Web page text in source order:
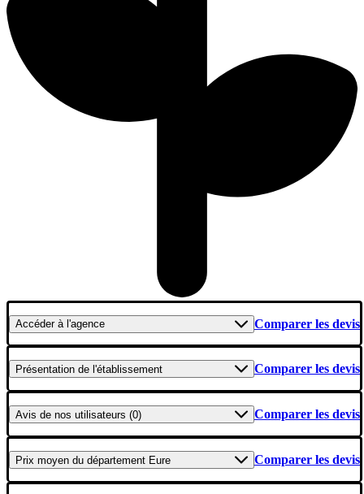
Accéderà l'agence Comparer les devis
Présentation de l'établissement Comparer les devis
Avis de nos utilisateurs (0) Comparer les devis
Prix moyen du département Eure Comparer les devis